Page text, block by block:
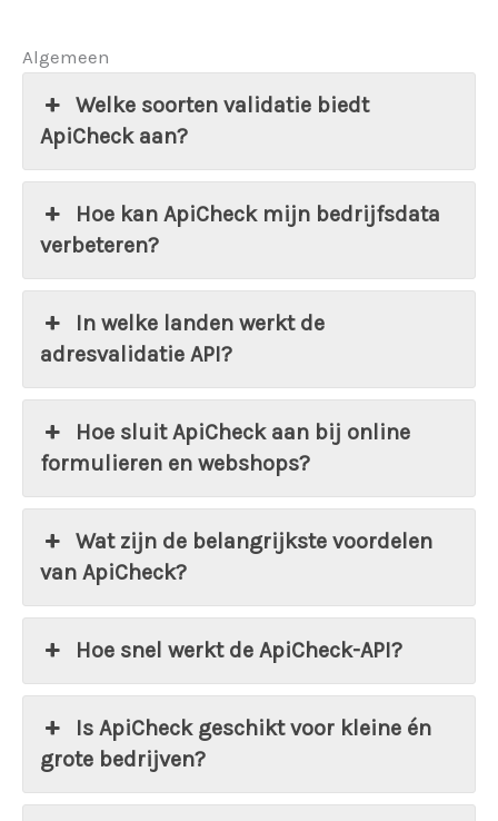
Algemeen
Welke soorten validatie biedt
ApiCheck aan?
Hoe kan ApiCheck mijn bedrijfsdata
verbeteren?
In welke landen werkt de
adresvalidatie API?
Hoe sluit ApiCheck aan bij online
formulieren en webshops?
Wat zijn de belangrijkste voordelen
van ApiCheck?
Hoe snel werkt de ApiCheck-API?
Is ApiCheck geschikt voor kleine én
grote bedrijven?